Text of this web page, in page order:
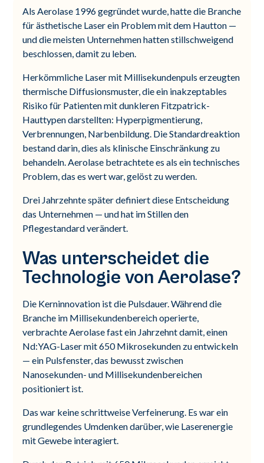
Als Aerolase 1996 gegründet wurde, hatte die Branche
für ästhetische Laser ein Problem mit dem Hautton —
und die meisten Unternehmen hatten stillschweigend
beschlossen, damit zu leben.
Herkömmliche Laser mit Millisekundenpuls erzeugten
thermische Diffusionsmuster, die ein inakzeptables
Risiko für Patienten mit dunkleren Fitzpatrick-
Hauttypen darstellten: Hyperpigmentierung,
Verbrennungen, Narbenbildung. Die Standardreaktion
bestand darin, dies als klinische Einschränkung zu
behandeln. Aerolase betrachtete es als ein technisches
Problem, das es wert war, gelöst zu werden.
Drei Jahrzehnte später definiert diese Entscheidung
das Unternehmen — und hat im Stillen den
Pflegestandard verändert.
Was unterscheidet die
Technologie von Aerolase?
Die Kerninnovation ist die Pulsdauer. Während die
Branche im Millisekundenbereich operierte,
verbrachte Aerolase fast ein Jahrzehnt damit, einen
Nd:YAG-Laser mit 650 Mikrosekunden zu entwickeln
— ein Pulsfenster, das bewusst zwischen
Nanosekunden- und Millisekundenbereichen
positioniert ist.
Das war keine schrittweise Verfeinerung. Es war ein
grundlegendes Umdenken darüber, wie Laserenergie
mit Gewebe interagiert.